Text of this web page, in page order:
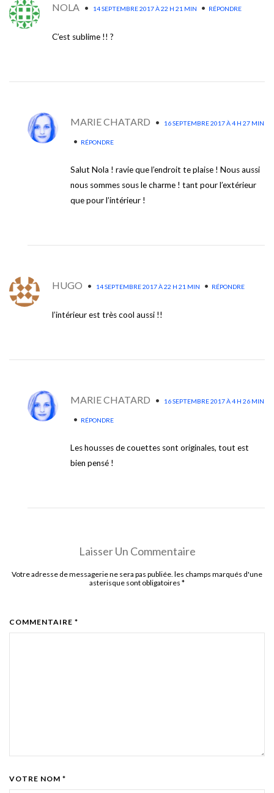
NOLA • 14 SEPTEMBRE 2017 À 22 H 21 MIN • RÉPONDRE
C’est sublime !! ?
MARIE CHATARD • 16 SEPTEMBRE 2017 À 4 H 27 MIN
• RÉPONDRE
Salut Nola ! ravie que l’endroit te plaise ! Nous aussi
nous sommes sous le charme ! tant pour l’extérieur
que pour l’intérieur !
HUGO • 14 SEPTEMBRE 2017 À 22 H 21 MIN • RÉPONDRE
l’intérieur est très cool aussi !!
MARIE CHATARD • 16 SEPTEMBRE 2017 À 4 H 26 MIN
• RÉPONDRE
Les housses de couettes sont originales, tout est
bien pensé !
Laisser Un Commentaire
Votre adresse de messagerie ne sera pas publiée. les champs marqués d'une
asterisque sont obligatoires *
COMMENTAIRE *
VOTRE NOM *